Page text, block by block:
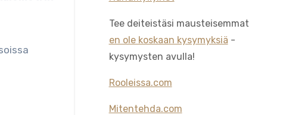
Tee deiteistäsi mausteisemmat
en ole koskaan kysymyksiä -
kysymysten avulla!
Rooleissa.com
Mitentehda.com